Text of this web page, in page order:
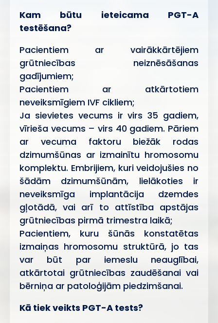
Kam būtu ieteicama PGT-A
testēšana?
Pacientiem ar vairākkārtējiem
grūtniecības neiznēsāšanas
gadījumiem;
Pacientiem ar atkārtotiem
neveiksmīgiem IVF cikliem;
Ja sievietes vecums ir virs 35 gadiem,
vīrieša vecums – virs 40 gadiem. Pāriem
ar vecuma faktoru biežāk rodas
dzimumšūnas ar izmainītu hromosomu
komplektu. Embrijiem, kuri veidojušies no
šādām dzimumšūnām, lielākoties ir
neveiksmīga implantācija dzemdes
gļotādā, vai arī to attīstība apstājas
grūtniecības pirmā trimestra laikā;
Pacientiem, kuru šūnās konstatētas
izmaiņas hromosomu struktūrā, jo tas
var būt par iemeslu neauglībai,
atkārtotai grūtniecības zaudēšanai vai
bērniņa ar patoloģijām piedzimšanai.
Kā tiek veikts PGT-A tests?